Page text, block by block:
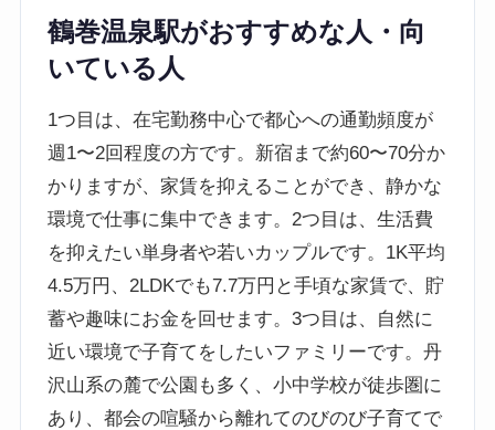
鶴巻温泉駅がおすすめな人・向
いている人
1つ目は、在宅勤務中心で都心への通勤頻度が
週1〜2回程度の方です。新宿まで約60〜70分か
かりますが、家賃を抑えることができ、静かな
環境で仕事に集中できます。2つ目は、生活費
を抑えたい単身者や若いカップルです。1K平均
4.5万円、2LDKでも7.7万円と手頃な家賃で、貯
蓄や趣味にお金を回せます。3つ目は、自然に
近い環境で子育てをしたいファミリーです。丹
沢山系の麓で公園も多く、小中学校が徒歩圏に
あり、都会の喧騒から離れてのびのび子育てで